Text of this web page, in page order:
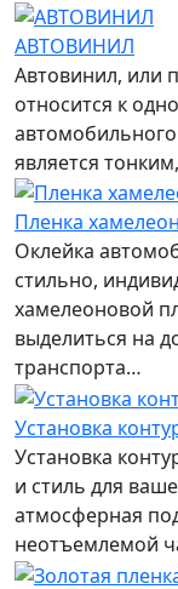
АВТОВИНИЛ
Автовинил, или
относится к
является
Пленка хамелеон
Оклейка
стильно,
хамелеоновой
выделиться на
транспорта…
Установка
Установка
и стиль для
атмосферная
неотъемлемой